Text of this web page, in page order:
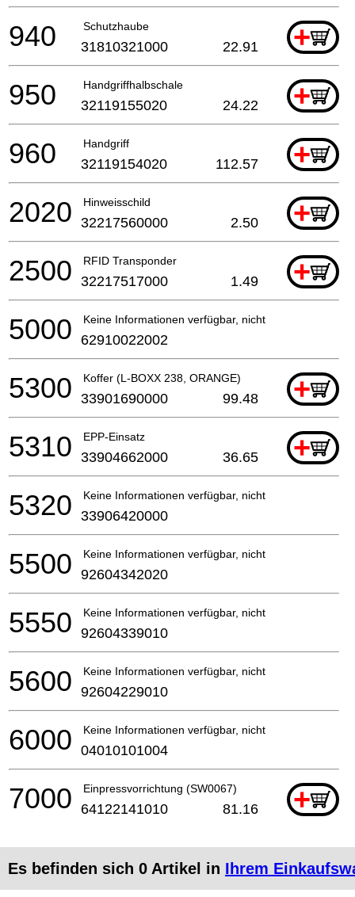
Schutzhaube +
940 31810321000 22.91
Handgriffhalbschale +
950 32119155020 24.22
Handgriff +
960 32119154020 112.57
Hinweisschild +
2020 32217560000 2.50
RFID Transponder +
2500 32217517000 1.49
Keine Informationen verfügbar, nicht bestellbar
5000 62910022002
Koffer (L-BOXX 238, ORANGE) +
5300 33901690000 99.48
EPP-Einsatz +
5310 33904662000 36.65
Keine Informationen verfügbar, nicht bestellbar
5320 33906420000
Keine Informationen verfügbar, nicht bestellbar
5500 92604342020
Keine Informationen verfügbar, nicht bestellbar
5550 92604339010
Keine Informationen verfügbar, nicht bestellbar
5600 92604229010
Keine Informationen verfügbar, nicht bestellbar
6000 04010101004
Einpressvorrichtung (SW0067) +
7000 64122141010 81.16
Es befinden sich 0 Artikel in Ihrem